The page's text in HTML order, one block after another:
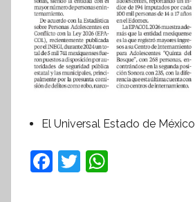
El Universal Estado de México
F
T